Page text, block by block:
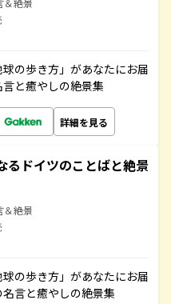
＆絶景
の歩き方」があなたにお届
と癒やしの絶景集
詳細を見る
るドイツのことばと絶景
＆絶景
の歩き方」があなたにお届
言と癒やしの絶景集